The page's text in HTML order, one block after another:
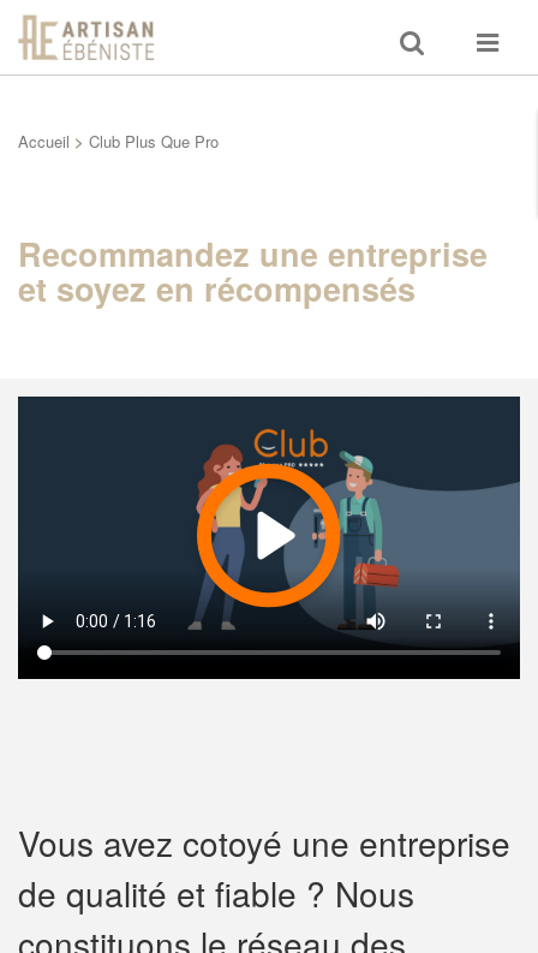
Toggle
search
Toggle
Accueil > Club Plus Que Pro
Recommandez une entreprise
et soyez en récompensés
Vous avez cotoyé une entreprise
de qualité et fiable ? Nous